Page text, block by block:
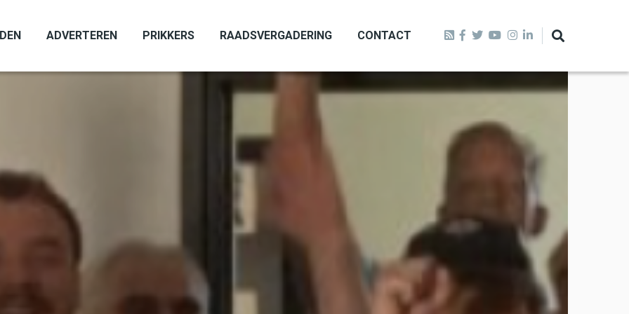
ADVERTEREN PRIKKERS RAADSVERGADERING CONTACT